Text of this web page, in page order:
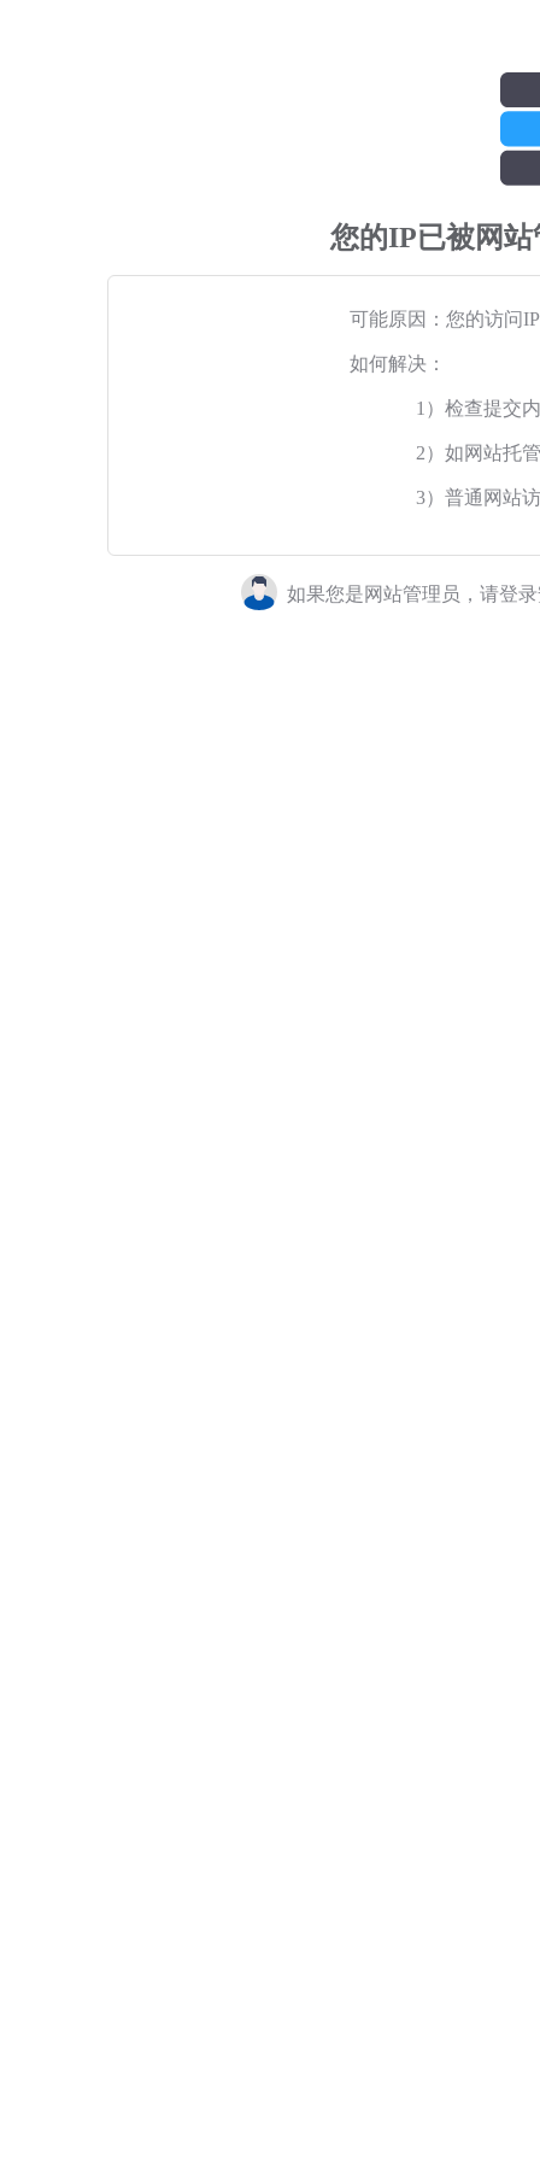
您的IP已被网
可能原因：您的访问
如何解决：
1）检查提交
2）如网站托
3）普通网站
如果您是网站管理员，请登